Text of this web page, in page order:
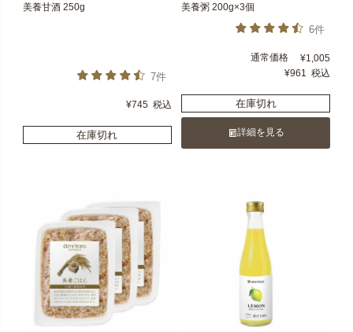
美養甘酒 250g
7件
¥745 税込
在庫切れ
美養粥 200g×3個
6件
通常価格 ¥1,005
¥961 税込
在庫切れ
詳細を見る